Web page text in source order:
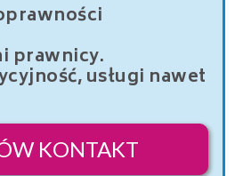
prawnicy.
usługi nawet
KONTAKT